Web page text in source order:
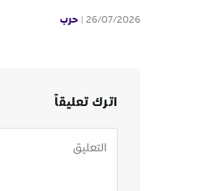
26/07/2026 حرب
اترك تعليقاً